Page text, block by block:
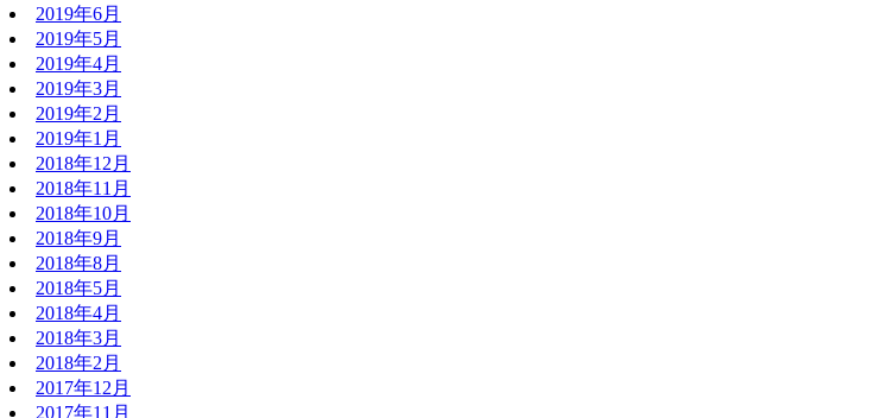
2019年6月
2019年5月
2019年4月
2019年3月
2019年2月
2019年1月
2018年12月
2018年11月
2018年10月
2018年9月
2018年8月
2018年5月
2018年4月
2018年3月
2018年2月
2017年12月
2017年11月